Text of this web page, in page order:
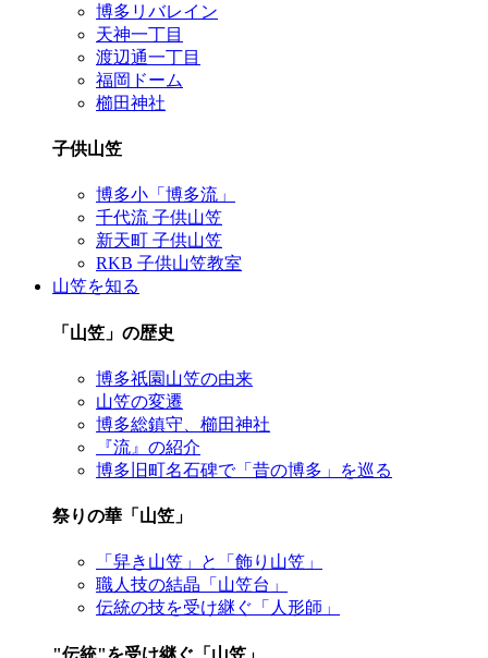
博多リバレイン
天神一丁目
渡辺通一丁目
福岡ドーム
櫛田神社
子供山笠
博多小「博多流」
千代流 子供山笠
新天町 子供山笠
RKB 子供山笠教室
山笠を知る
「山笠」の歴史
博多祇園山笠の由来
山笠の変遷
博多総鎮守、櫛田神社
『流』の紹介
博多旧町名石碑で「昔の博多」を巡る
祭りの華「山笠」
「舁き山笠」と「飾り山笠」
職人技の結晶「山笠台」
伝統の技を受け継ぐ「人形師」
"伝統"を受け継ぐ「山笠」